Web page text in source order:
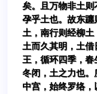
矣。且万物非土
孕乎土也。故东
土，南行则经柳
土而久其明，土
王，循环四季，
冬闭，土之力也
中宫，始终罗络